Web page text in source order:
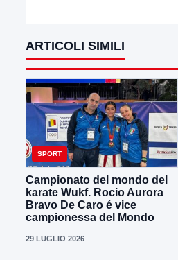
ARTICOLI SIMILI
SPORT
Campionato del mondo del
karate Wukf. Rocio Aurora
Bravo De Caro é vice
campionessa del Mondo
29 LUGLIO 2026